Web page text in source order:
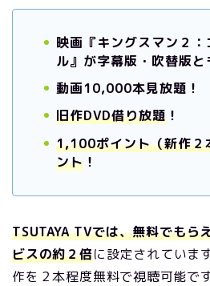
映画『キングスマン２
ル』が字幕版・吹替版と
動画10,000本見放題！
旧作DVD借り放題 ！
1,100ポイント（新作２
ント ！
TSUTAYA TVでは、無料でもら
ビスの約２倍に設定されていま
作を２本程度無料で視聴可能です